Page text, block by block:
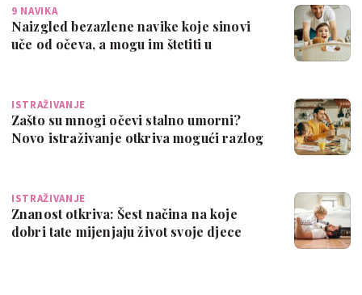
9 NAVIKA
Naizgled bezazlene navike koje sinovi
uče od očeva, a mogu im štetiti u
ISTRAŽIVANJE
Zašto su mnogi očevi stalno umorni?
Novo istraživanje otkriva mogući razlog
ISTRAŽIVANJE
Znanost otkriva: Šest načina na koje
dobri tate mijenjaju život svoje djece